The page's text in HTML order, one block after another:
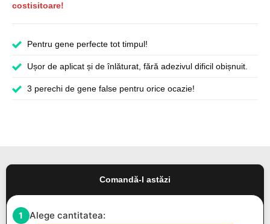
costisitoare!
Pentru gene perfecte tot timpul!
Ușor de aplicat și de înlăturat, fără adezivul dificil obișnuit.
3 perechi de gene false pentru orice ocazie!
Comandă-l astăzi
1 Alege cantitatea: